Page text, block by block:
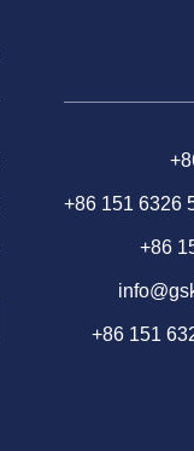
+86 151 6326
+86
+86 151